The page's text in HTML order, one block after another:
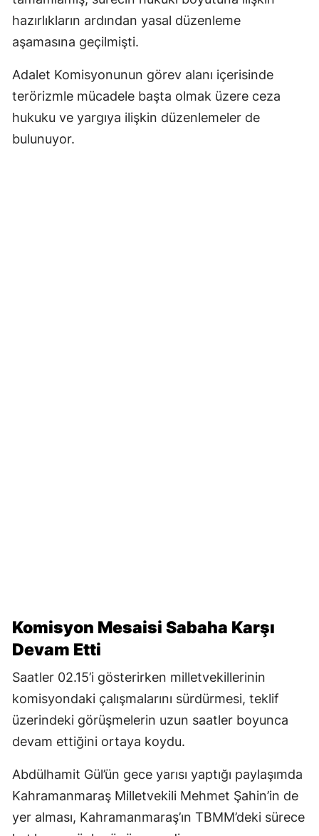
hazırlıkların ardından yasal düzenleme
aşamasına geçilmişti.
Adalet Komisyonunun görev alanı içerisinde
terörizmle mücadele başta olmak üzere ceza
hukuku ve yargıya ilişkin düzenlemeler de
bulunuyor.
Komisyon Mesaisi Sabaha Karşı
Devam Etti
Saatler 02.15’i gösterirken milletvekillerinin
komisyondaki çalışmalarını sürdürmesi, teklif
üzerindeki görüşmelerin uzun saatler boyunca
devam ettiğini ortaya koydu.
Abdülhamit Gül’ün gece yarısı yaptığı paylaşımda
Kahramanmaraş Milletvekili Mehmet Şahin’in de
yer alması, Kahramanmaraş’ın TBMM’deki sürece